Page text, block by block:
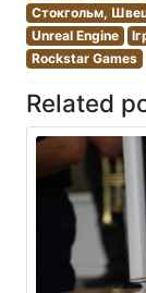
Стокгольм,
Unreal Engine
Rockstar Games
Related